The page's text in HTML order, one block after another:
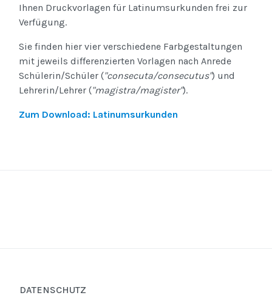
Ihnen Druckvorlagen für Latinumsurkunden frei zur
Verfügung.
Sie finden hier vier verschiedene Farbgestaltungen
mit jeweils differenzierten Vorlagen nach Anrede
Schülerin/Schüler ("consecuta/consecutus") und
Lehrerin/Lehrer ("magistra/magister").
Zum Download: Latinumsurkunden
DATENSCHUTZ